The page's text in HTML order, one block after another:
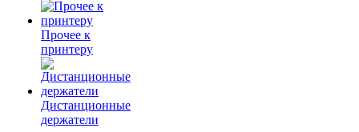
Прочее к
принтеру
Дистанционные
держатели